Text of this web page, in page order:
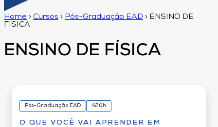
Home › Cursos › Pós-Graduação EAD › ENSINO DE
FÍSICA
ENSINO DE FÍSICA
Pós-Graduação EAD 420h
O QUE VOCÊ VAI APRENDER EM